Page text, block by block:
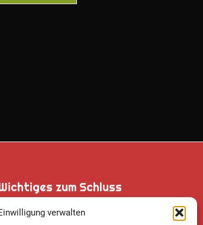
verwalten
zum Schluss